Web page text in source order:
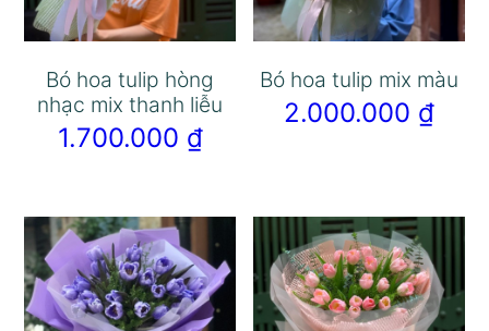
Bó hoa tulip hòng
nhạc mix thanh liễu
1.700.000 ₫
Bó hoa tulip mix màu
2.000.000 ₫